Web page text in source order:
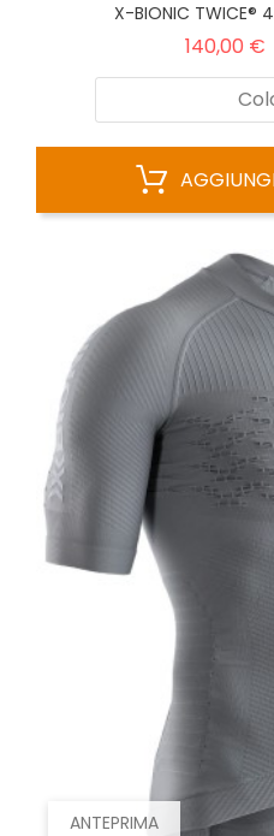
X-BIONIC TWICE®
140,00 €
ANTEPRIMA